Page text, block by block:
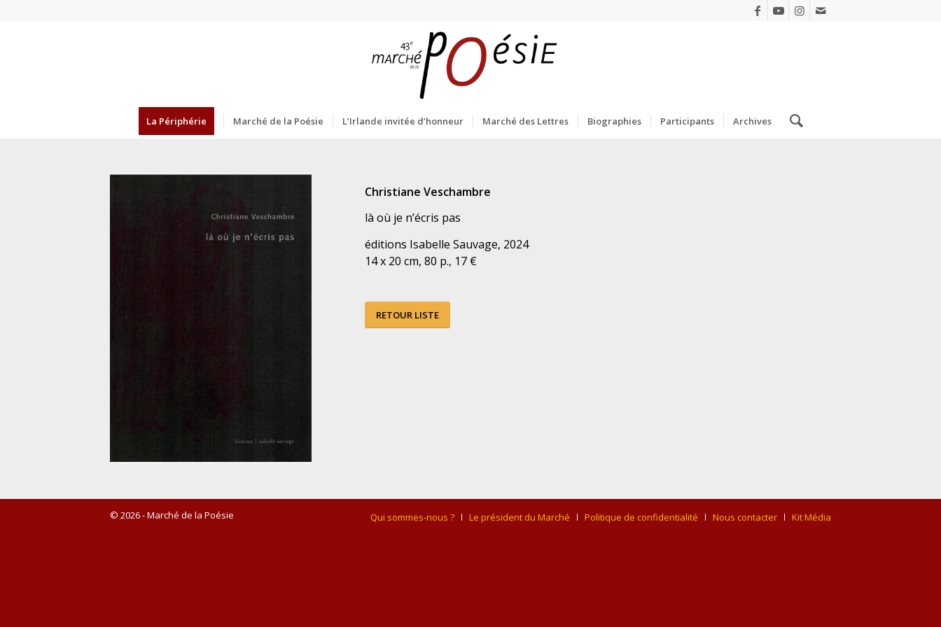
La Périphérie Marché de la Poésie L’Irlande invitée d’honneur Marché des Lettres Biographies Participants Archives
Christiane Veschambre
là où je n’écris pas
éditions Isabelle Sauvage, 2024
14 x 20 cm, 80 p., 17 €
RETOUR LISTE
© 2026 - Marché de la Poésie Qui sommes-nous ? Le président du Marché Politique de confidentialité Nous contacter Kit Média